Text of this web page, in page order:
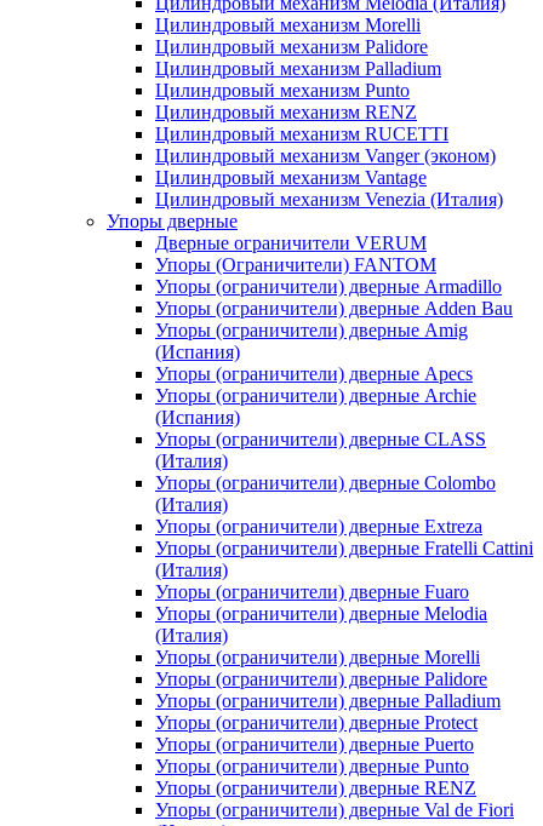
Цилиндровый механизм Morelli
Цилиндровый механизм Palidore
Цилиндровый механизм Palladium
Цилиндровый механизм Punto
Цилиндровый механизм RENZ
Цилиндровый механизм RUCETTI
Цилиндровый механизм Vanger (эконом)
Цилиндровый механизм Vantage
Цилиндровый механизм Venezia (Италия)
Упоры дверные
Дверные ограничители VERUM
Упоры (Ограничители) FANTOM
Упоры (ограничители) дверные Armadillo
Упоры (ограничители) дверные Adden Bau
Упоры (ограничители) дверные Amig
(Испания)
Упоры (ограничители) дверные Apecs
Упоры (ограничители) дверные Archie
(Испания)
Упоры (ограничители) дверные CLASS
(Италия)
Упоры (ограничители) дверные Colombo
(Италия)
Упоры (ограничители) дверные Extreza
Упоры (ограничители) дверные Fratelli Cattini
(Италия)
Упоры (ограничители) дверные Fuaro
Упоры (ограничители) дверные Melodia
(Италия)
Упоры (ограничители) дверные Morelli
Упоры (ограничители) дверные Palidore
Упоры (ограничители) дверные Palladium
Упоры (ограничители) дверные Protect
Упоры (ограничители) дверные Puerto
Упоры (ограничители) дверные Punto
Упоры (ограничители) дверные RENZ
Упоры (ограничители) дверные Val de Fiori